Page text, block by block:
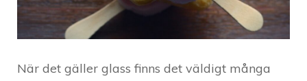
När det gäller glass finns det väldigt många